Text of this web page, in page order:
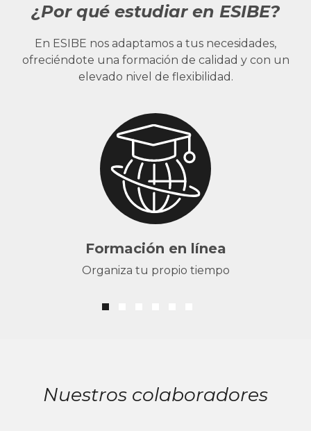
¿Por qué estudiar en ESIBE?
En ESIBE nos adaptamos a tus necesidades,
ofreciéndote una formación de calidad y con un
elevado nivel de flexibilidad.
Formación en línea
Organiza tu propio tiempo
Nuestros colaboradores